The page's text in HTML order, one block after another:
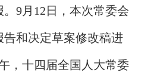
9月12日，本次常委会
和决定草案修改稿进
，十四届全国人大常委